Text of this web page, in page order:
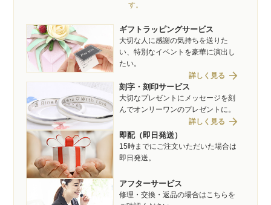
す。
ギフトラッピングサービス
大切な人に感謝の気持ちを送りた
い、特別なイベントを豪華に演出し
たい。
詳しく見る arrow_forward
刻字・刻印サービス
大切なプレゼントにメッセージを刻
んでオンリーワンのプレゼントに。
詳しく見る arrow_forward
即配（即日発送）
15時までにご注文いただいた場合は
即日発送。
アフターサービス
修理・交換・返品の場合はこちらを